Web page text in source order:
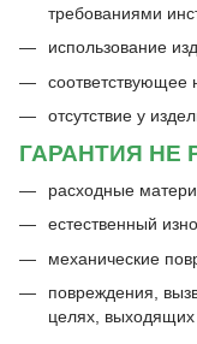
требованиями
использование
отсутствие у
ГАРАНТИЯ НЕ
расходные
естественный
механические
повреждения,
целях,